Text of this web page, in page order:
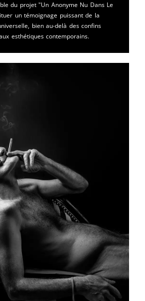
du projet "Un Anonyme Nu Dans Le
un témoignage puissant de la
bien au-delà des confins
esthétiques contemporains.